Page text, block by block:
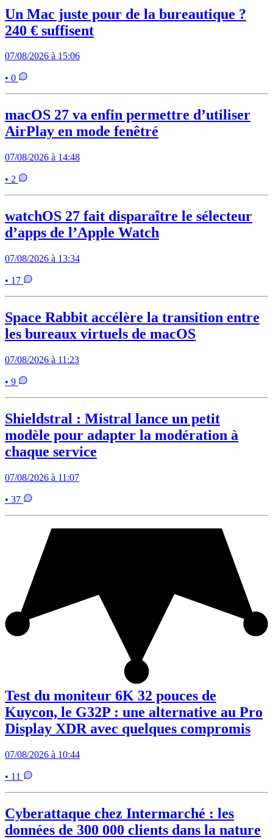
Un Mac juste pour de la bureautique ?
240 € suffisent
07/08/2026 à 15:06
• 0
macOS 27 va enfin permettre d’utiliser
AirPlay en mode fenêtré
07/08/2026 à 14:48
• 2
watchOS 27 fait disparaître le sélecteur
d’apps de l’Apple Watch
07/08/2026 à 13:34
• 17
Space Rabbit accélère la transition entre
les bureaux virtuels de macOS
07/08/2026 à 11:23
• 9
Shieldstral : Mistral lance un petit
modèle pour adapter la modération à
chaque service
07/08/2026 à 11:07
• 37
Test du moniteur 6K 32 pouces de
Kuycon, le G32P : une alternative au Pro
Display XDR avec quelques compromis
07/08/2026 à 10:44
• 11
Cyberattaque chez Intermarché : les
données de 300 000 clients dans la nature